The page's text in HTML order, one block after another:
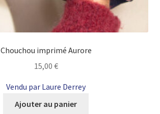
Chouchou imprimé Aurore
15,00 €
Vendu par Laure Derrey
Ajouter au panier